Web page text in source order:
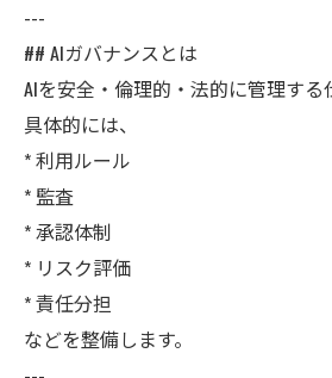
---
## AIガバナンスとは
AIを安全・倫理的・法的に管理する
具体的には、
* 利用ルール
* 監査
* 承認体制
* リスク評価
* 責任分担
などを整備します。